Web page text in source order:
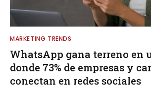
MARKETING TRENDS
WhatsApp gana terreno en
donde 73% de empresas y
conectan en redes sociales